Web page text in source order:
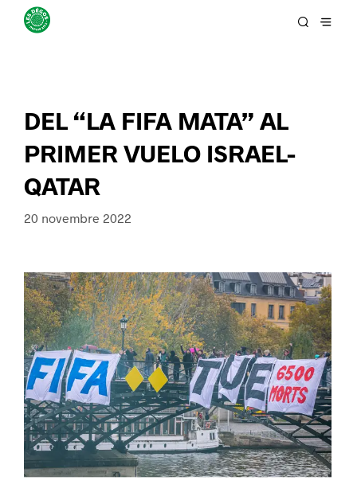
DEL “LA FIFA MATA” AL
PRIMER VUELO ISRAEL-
QATAR
20 novembre 2022